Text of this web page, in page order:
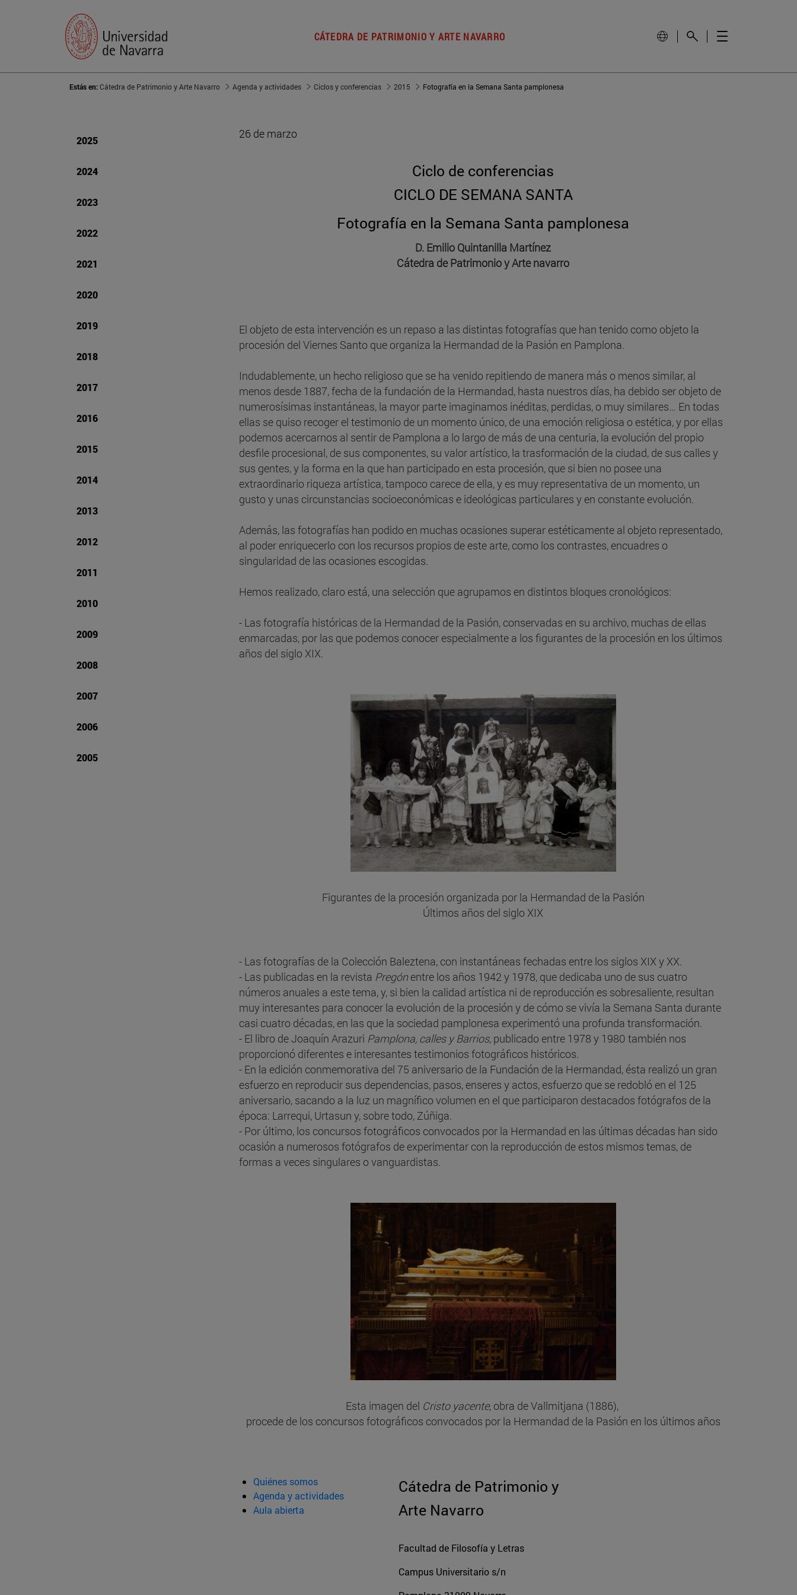
CÁTEDRA DE PATRIMONIO Y ARTE NAVARRO
Estás en:Cátedra de Patrimonio y Arte Navarro Agenda y actividades Ciclos y conferencias 2015 Fotografía en la Semana Santa pamplonesa
2025
2024
2023
2022
2021
2020
2019
2018
2017
2016
2015
2014
2013
2012
2011
2010
2009
2008
2007
2006
2005
26 de marzo
Ciclo de conferencias
CICLO DE SEMANA SANTA
Fotografía en la Semana Santa pamplonesa
D. Emilio Quintanilla Martínez
Cátedra de Patrimonio y Arte navarro
El objeto de esta intervención es un repaso a las distintas fotografías que han tenido como objeto la
procesión del Viernes Santo que organiza la Hermandad de la Pasión en Pamplona.
Indudablemente, un hecho religioso que se ha venido repitiendo de manera más o menos similar, al
menos desde 1887, fecha de la fundación de la Hermandad, hasta nuestros días, ha debido ser objeto de
numerosísimas instantáneas, la mayor parte imaginamos inéditas, perdidas, o muy similares… En todas
ellas se quiso recoger el testimonio de un momento único, de una emoción religiosa o estética, y por ellas
podemos acercarnos al sentir de Pamplona a lo largo de más de una centuria, la evolución del propio
desfile procesional, de sus componentes, su valor artístico, la trasformación de la ciudad, de sus calles y
sus gentes, y la forma en la que han participado en esta procesión, que si bien no posee una
extraordinario riqueza artística, tampoco carece de ella, y es muy representativa de un momento, un
gusto y unas circunstancias socioeconómicas e ideológicas particulares y en constante evolución.
Además, las fotografías han podido en muchas ocasiones superar estéticamente al objeto representado,
al poder enriquecerlo con los recursos propios de este arte, como los contrastes, encuadres o
singularidad de las ocasiones escogidas.
Hemos realizado, claro está, una selección que agrupamos en distintos bloques cronológicos:
- Las fotografía históricas de la Hermandad de la Pasión, conservadas en su archivo, muchas de ellas
enmarcadas, por las que podemos conocer especialmente a los figurantes de la procesión en los últimos
años del siglo XIX.
Figurantes de la procesión organizada por la Hermandad de la Pasión
Últimos años del siglo XIX
- Las fotografías de la Colección Baleztena, con instantáneas fechadas entre los siglos XIX y XX.
- Las publicadas en la revista Pregónentre los años 1942 y 1978, que dedicaba uno de sus cuatro
números anuales a este tema, y, si bien la calidad artística ni de reproducción es sobresaliente, resultan
muy interesantes para conocer la evolución de la procesión y de cómo se vivía la Semana Santa durante
casi cuatro décadas, en las que la sociedad pamplonesa experimentó una profunda transformación.
- El libro de Joaquín Arazuri Pamplona, calles y Barrios, publicado entre 1978 y 1980 también nos
proporcionó diferentes e interesantes testimonios fotográficos históricos.
- En la edición conmemorativa del 75 aniversario de la Fundación de la Hermandad, ésta realizó un gran
esfuerzo en reproducir sus dependencias, pasos, enseres y actos, esfuerzo que se redobló en el 125
aniversario, sacando a la luz un magnífico volumen en el que participaron destacados fotógrafos de la
época: Larrequi, Urtasun y, sobre todo, Zúñiga.
- Por último, los concursos fotográficos convocados por la Hermandad en las últimas décadas han sido
ocasión a numerosos fotógrafos de experimentar con la reproducción de estos mismos temas, de
formas a veces singulares o vanguardistas.
Esta imagen del Cristo yacente, obra de Vallmitjana (1886),
procede de los concursos fotográficos convocados por la Hermandad de la Pasión en los últimos años
Quiénes somos
Agenda y actividades
Aula abierta
Cátedra de Patrimonio y
Arte Navarro
Facultad de Filosofía y Letras
Campus Universitario s/n